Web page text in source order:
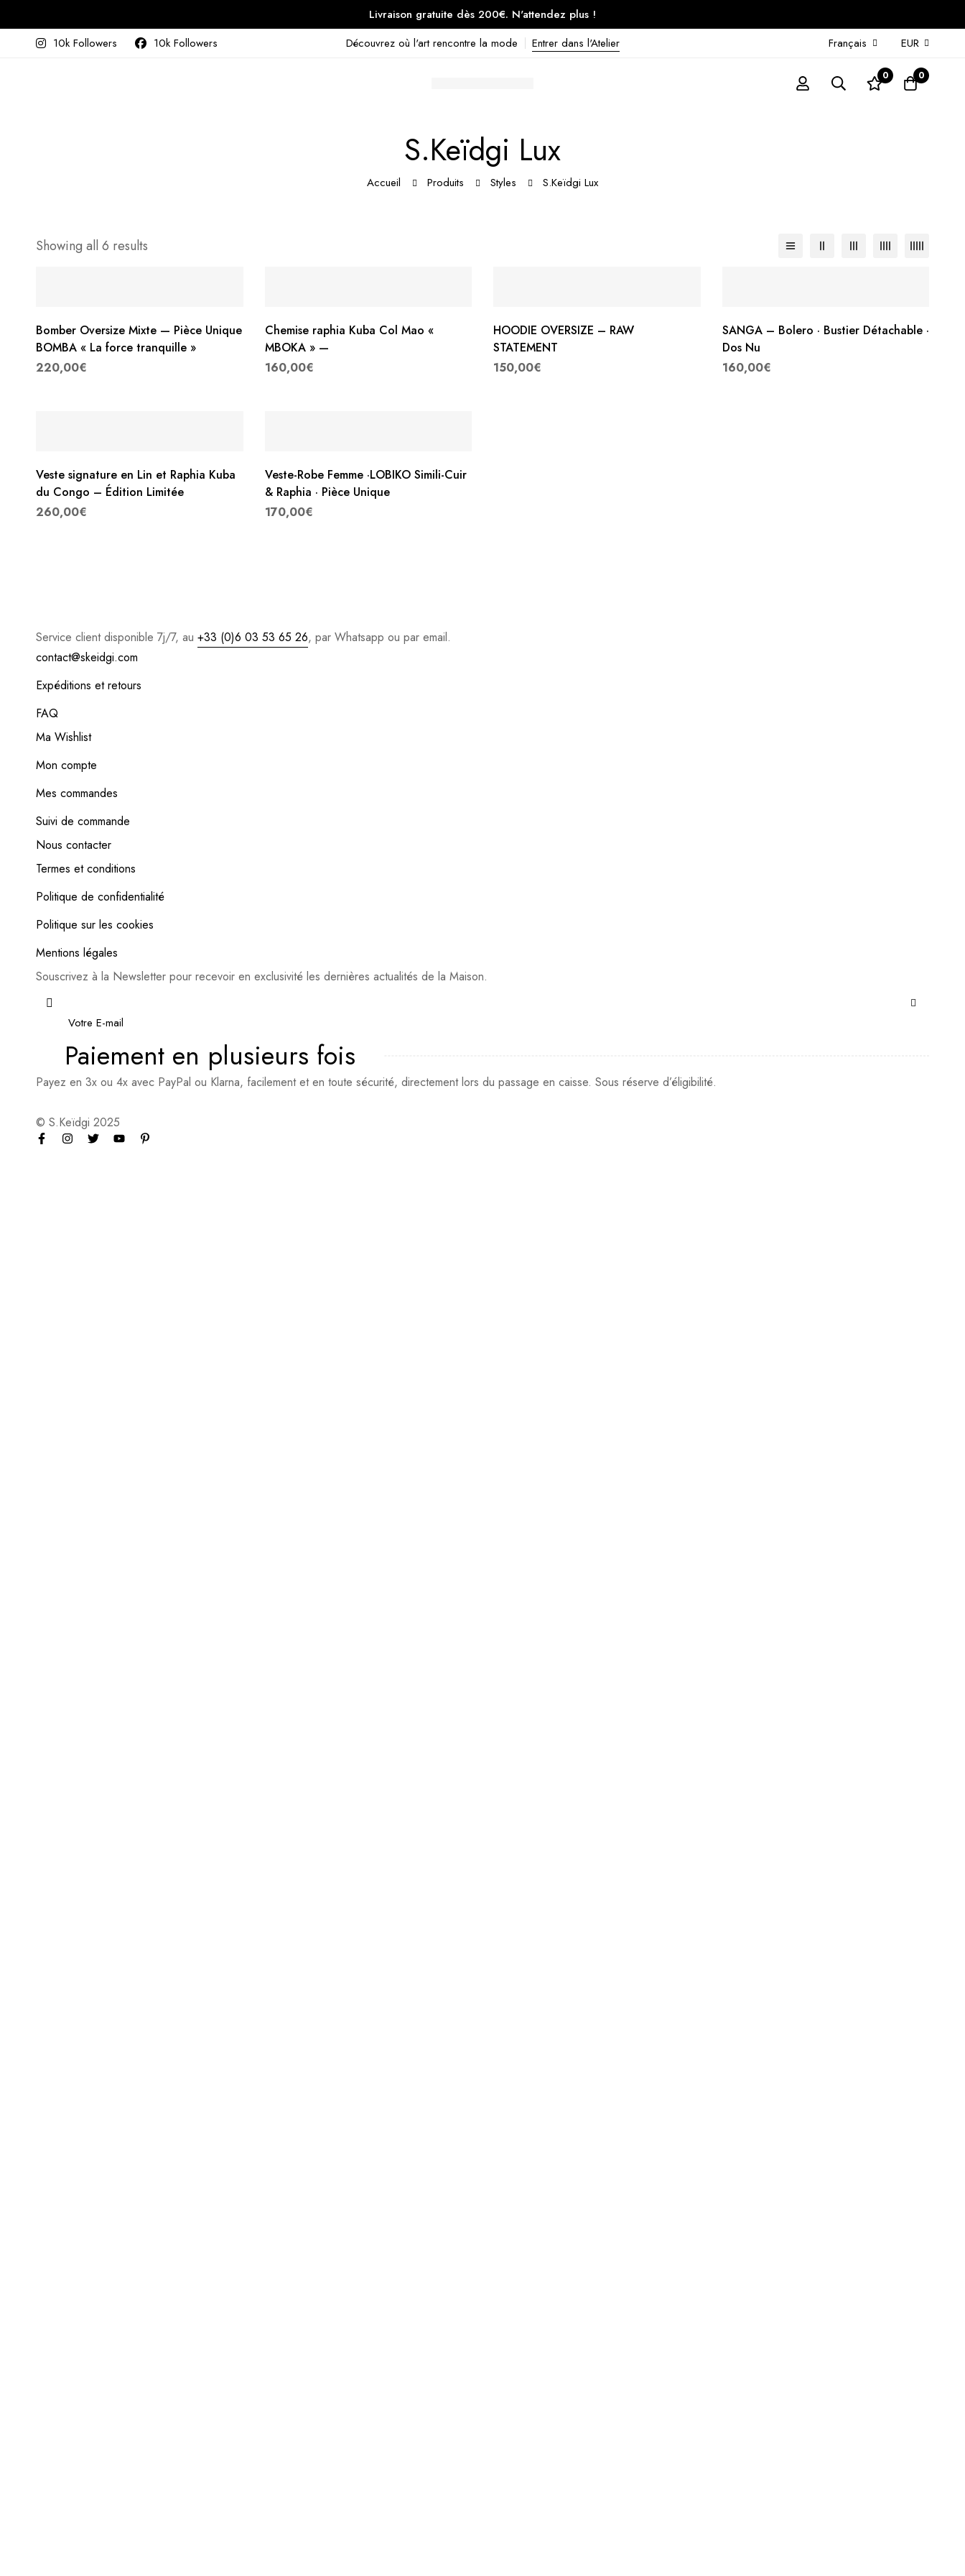
Livraison gratuite dès 200€. N'attendez plus !
10k Followers
10k Followers Découvrez où l'art rencontre la mode Entrer dans l'Atelier Français EUR
0 0
S.Keïdgi Lux
Accueil Produits Styles S.Keïdgi Lux
Showing all 6 results
Bomber Oversize Mixte — Pièce Unique
BOMBA « La force tranquille »
220,00€
Chemise raphia Kuba Col Mao «
MBOKA » —
160,00€
HOODIE OVERSIZE – RAW
STATEMENT
150,00€
SANGA – Bolero · Bustier Détachable ·
Dos Nu
160,00€
Veste signature en Lin et Raphia Kuba
du Congo – Édition Limitée
260,00€
Veste-Robe Femme ·LOBIKO Simili-Cuir
& Raphia · Pièce Unique
170,00€
Service client disponible 7j/7, au +33 (0)6 03 53 65 26, par Whatsapp ou par email.
contact@skeidgi.com
Expéditions et retours
FAQ
Ma Wishlist
Mon compte
Mes commandes
Suivi de commande
Nous contacter
Termes et conditions
Politique de confidentialité
Politique sur les cookies
Mentions légales
Souscrivez à la Newsletter pour recevoir en exclusivité les dernières actualités de la Maison.
E-mail
Paiement en plusieurs fois
Payez en 3x ou 4x avec PayPal ou Klarna, facilement et en toute sécurité, directement lors du passage en caisse. Sous réserve d’éligibilité.
© S.Keïdgi 2025